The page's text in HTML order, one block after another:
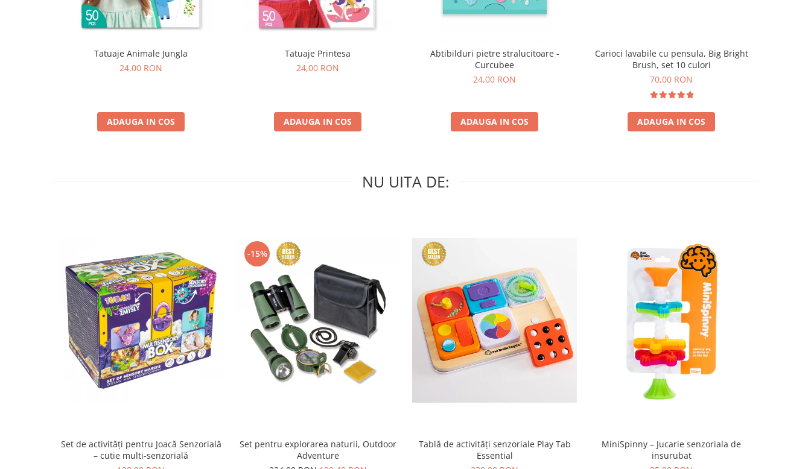
Tatuaje Animale Jungla
24,00 RON
ADAUGA IN COS
Tatuaje Printesa
24,00 RON
ADAUGA IN COS
Abtibilduri pietre stralucitoare -
Curcubee
24,00 RON
ADAUGA IN COS
Carioci lavabile cu pensula, Big Bright
Brush, set 10 culori
70,00 RON
ADAUGA IN COS
NU UITA DE:
Set de activități pentru Joacă Senzorială
– cutie multi-senzorială
-15%
Set pentru explorarea naturii, Outdoor
Adventure
Tablă de activități senzoriale Play Tab
Essential
MiniSpinny – Jucarie senzoriala de
insurubat